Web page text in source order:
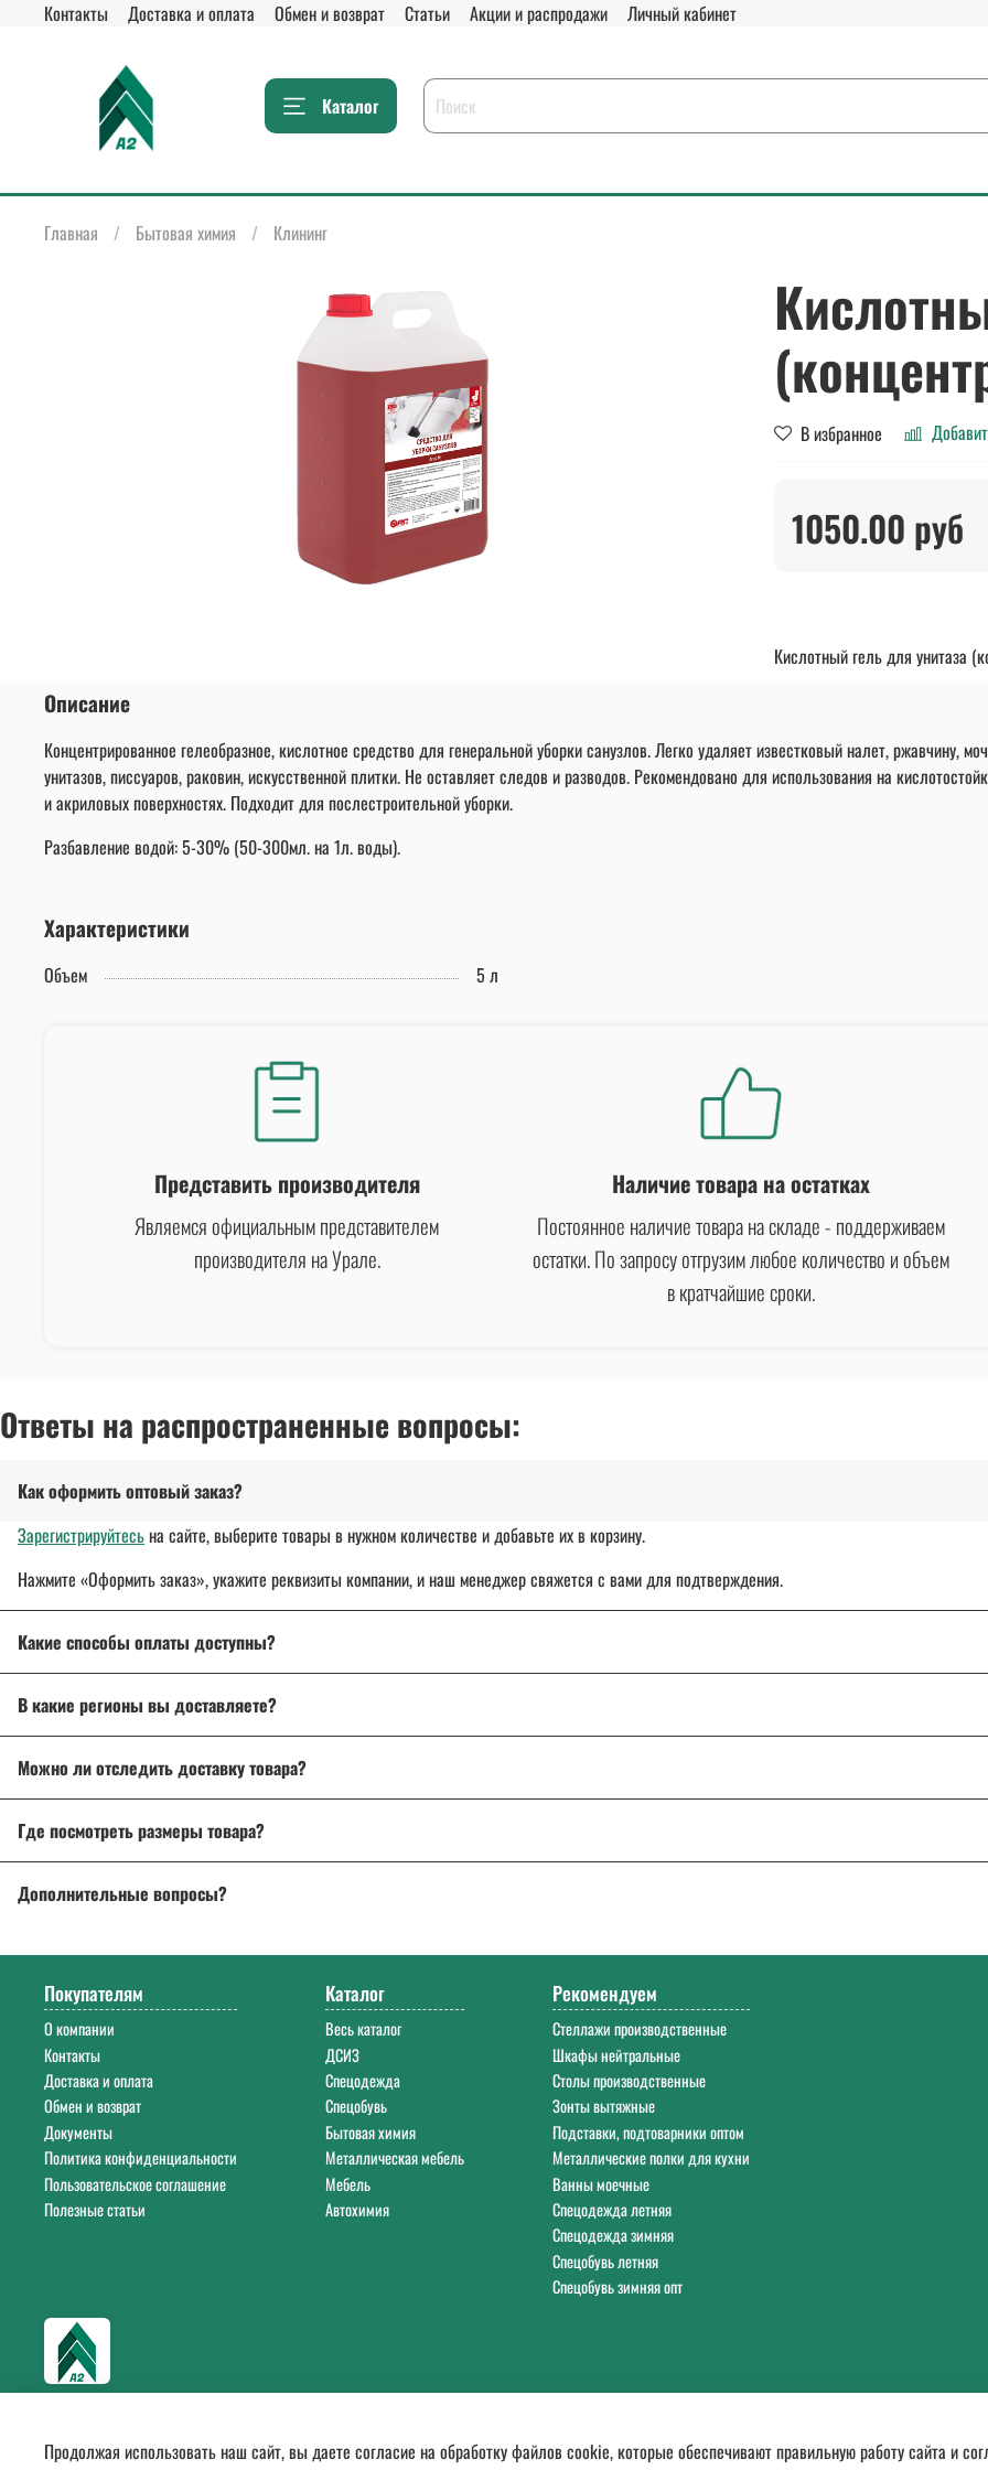
Контакты Доставка и оплата Обмен и возврат Статьи Акции и распродажи Личный кабинет
Каталог
Главная Бытовая химия Клининг
В избранное
1050.00 руб
Кислотный гель для унитаза
Описание
Концентрированное гелеобразное, кислотное средство для генеральной уборки санузлов. Легко удаляет известковый налет, ржавчину,
унитазов, писсуаров, раковин, искусственной плитки. Не оставляет следов и разводов. Рекомендовано для использования на
и акриловых поверхностях. Подходит для послестроительной уборки.
Разбавление водой: 5-30% (50-300мл. на 1л. воды).
Характеристики
Объем 5 л
Представить производителя
Являемся официальным представителем
производителя на Урале.
Наличие товара на остатках
Постоянное наличие товара на складе - поддерживаем
остатки. По запросу отгрузим любое количество и объем
в кратчайшие сроки.
Ответы на распространенные вопросы:
Как оформить оптовый заказ?
Зарегистрируйтесьна сайте, выберите товары в нужном количестве и добавьте их в корзину.
Нажмите «Оформить заказ», укажите реквизиты компании, и наш менеджер свяжется с вами для подтверждения.
Какие способы оплаты доступны?
Для государственных и муниципальных заказчиков возможна поставка товара с отсрочкой платежа до 30 дней.
Подробнее об оплате
В какие регионы вы доставляете?
Подробнее о доставке
Можно ли отследить доставку товара?
Где посмотреть размеры товара?
Дополнительные вопросы?
Покупателям
О компании
Контакты
Доставка и оплата
Обмен и возврат
Документы
Политика конфиденциальности
Пользовательское соглашение
Полезные статьи
Каталог
Весь каталог
ДСИЗ
Спецодежда
Спецобувь
Бытовая химия
Металлическая мебель
Мебель
Автохимия
Рекомендуем
Стеллажи производственные
Шкафы нейтральные
Столы производственные
Зонты вытяжные
Подставки, подтоварники оптом
Металлические полки для кухни
Ванны моечные
Спецодежда летняя
Спецодежда зимняя
Спецобувь летняя
Спецобувь зимняя опт
© 2018—2026.Оптовые поставки спецодежды, ДСИЗ, СИЗ, мебели и бытовой химии. Гарантия качества, доставка по России
Продолжая использовать наш сайт, вы даете согласие на обработку файлов cookie, которые обеспечивают правильную работу сайта и